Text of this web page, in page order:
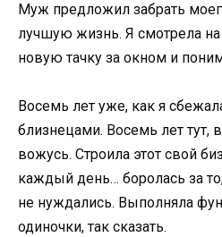
Муж предложил забрать
лучшую жизнь. Я смотрела
новую тачку за окном и
Восемь лет уже, как я
близнецами. Восемь лет тут,
вожусь. Строила этот свой
каждый день… боролась за
не нуждались. Выполняла
одиночки, так сказать.